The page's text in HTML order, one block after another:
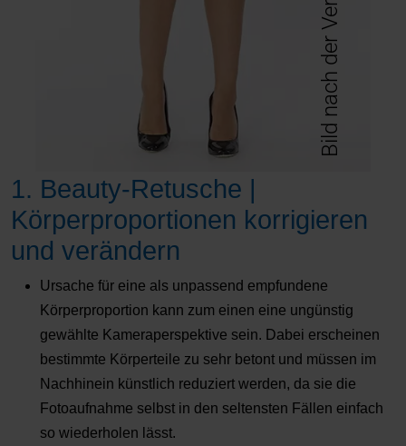
1. Beauty-Retusche |
Körperproportionen korrigieren
und verändern
Ursache für eine als unpassend empfundene
Körperproportion kann zum einen eine ungünstig
gewählte Kameraperspektive sein. Dabei erscheinen
bestimmte Körperteile zu sehr betont und müssen im
Nachhinein künstlich reduziert werden, da sie die
Fotoaufnahme selbst in den seltensten Fällen einfach
so wiederholen lässt.